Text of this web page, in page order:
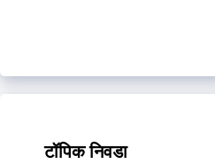
टॉपिक निवडा